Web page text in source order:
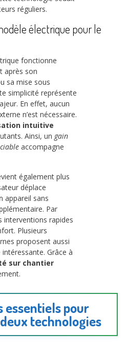
réguliers.
électrique pour le
fonctionne
après son
sa mise sous
simplicité représente
En effet, aucun
n’est nécessaire.
intuitive
Ainsi, un gain
accompagne
également plus
déplace
appareil sans
Par
interventions rapides
Plusieurs
proposent aussi
Grâce à
sur chantier
essentiels pour
technologies